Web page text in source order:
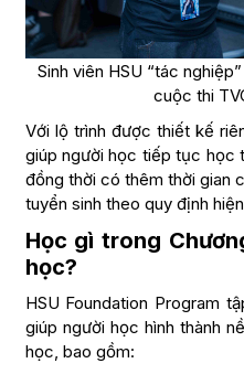
Sinh viên HSU “tác
cuộc thi
Với lộ trình được thiết kế
giúp người học tiếp tục học
đồng thời có thêm thời gian
tuyển sinh theo quy định
Học gì trong
học?
HSU Foundation Program
giúp người học hình thành
học, bao gồm: